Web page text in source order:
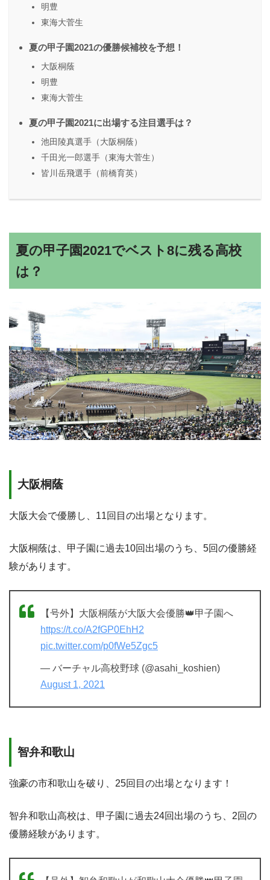
明豊
東海大菅生
夏の甲子園2021の優勝候補校を予想！
大阪桐蔭
明豊
東海大菅生
夏の甲子園2021に出場する注目選手は？
池田陵真選手（大阪桐蔭）
千田光一郎選手（東海大菅生）
皆川岳飛選手（前橋育英）
夏の甲子園2021でベスト8に残る高校
は？
大阪桐蔭
大阪大会で優勝し、11回目の出場となります。
大阪桐蔭は、甲子園に過去10回出場のうち、5回の優勝経
験があります。
【号外】大阪桐蔭が大阪大会優勝👑甲子園へ
https://t.co/A2fGP0EhH2
pic.twitter.com/p0fWe5Zgc5
— バーチャル高校野球 (@asahi_koshien)
August 1, 2021
智弁和歌山
強豪の市和歌山を破り、25回目の出場となります！
智弁和歌山高校は、甲子園に過去24回出場のうち、2回の
優勝経験があります。